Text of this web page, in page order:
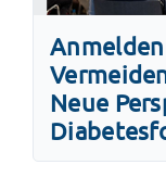
Neue